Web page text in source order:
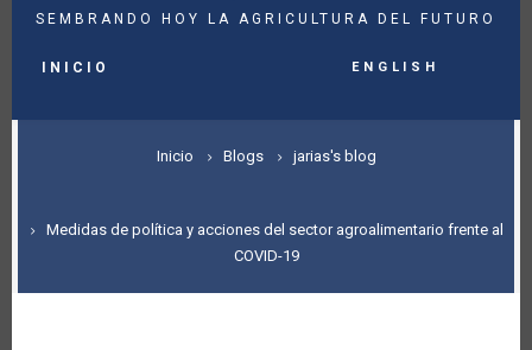
SEMBRANDO HOY LA AGRICULTURA DEL FUTURO
NAVIGATION
INICIO English
SOBRESCRIBIR
DE
AYUDA
Inicio Blogs jarias's blog
Medidas de política y acciones del sector agroalimentario frente al
COVID-19